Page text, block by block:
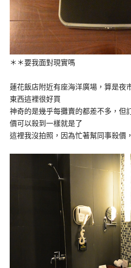
＊＊要我面對現實嗎
蓮花飯店附近有座海洋廣場，算是夜
東西這裡很好買
神奇的是幾乎每攤賣的都差不多，但
價可以殺到一樣就是了
這裡我沒拍照，因為忙著幫同事殺價